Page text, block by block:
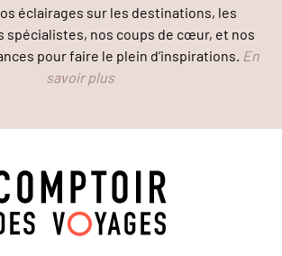
éclairages sur les destinations, les
spécialistes, nos coups de cœur, et nos
pour faire le plein d’inspirations. En
savoir plus